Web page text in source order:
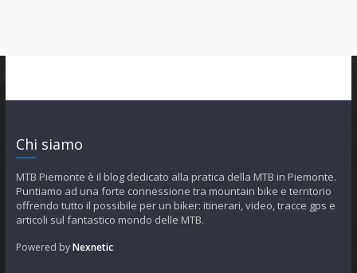
Chi siamo
MTB Piemonte è il blog dedicato alla pratica della MTB in Piemonte.
Puntiamo ad una forte connessione tra mountain bike e territorio
offrendo tutto il possibile per un biker: itinerari, video, tracce gps e
articoli sul fantastico mondo delle MTB.
Powered byNexnetic